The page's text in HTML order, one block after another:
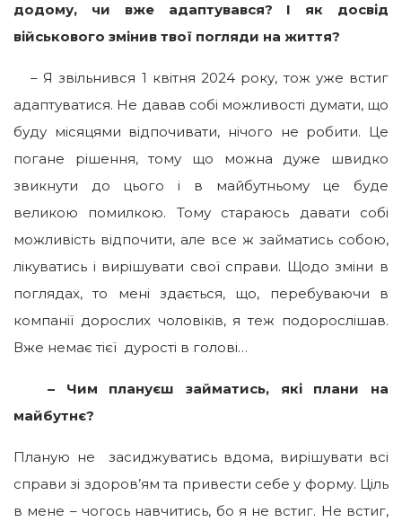
додому, чи вже адаптувався?
І як досвід
військового змінив твої погляди на життя?
– Я звільнився 1 квітня 2024 року, тож уже встиг
адаптуватися. Не давав собі можливості думати, що
буду місяцями відпочивати, нічого не робити. Це
погане рішення, тому що можна дуже швидко
звикнути до цього і в майбутньому це буде
великою помилкою. Тому стараюсь давати собі
можливість відпочити, але все ж займатись собою,
лікуватись і вирішувати свої справи. Щодо зміни в
поглядах, то мені здається, що, перебуваючи в
компанії дорослих чоловіків, я теж подорослішав.
Вже немає тієї дурості в голові…
– Чим плануєш займатись, які плани на
майбутнє?
Планую не засиджуватись вдома, вирішувати всі
справи зі здоров’ям та привести себе у форму. Ціль
в мене – чогось навчитись, бо я не встиг. Не встиг,